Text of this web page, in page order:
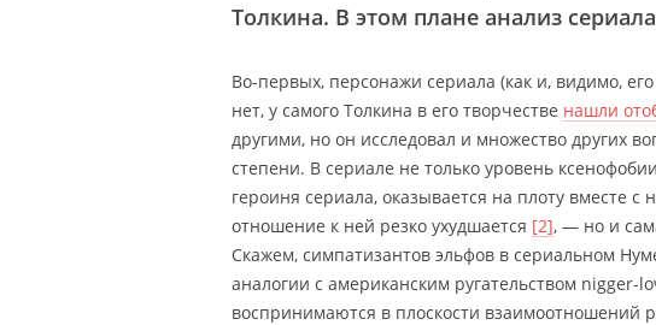
Толкина. В этом плане анализ
Во-первых, персонажи сериала (как и, видимо,
нет, у самого Толкина в его творчестве нашли
другими, но он исследовал и множество других
степени. В сериале не только уровень
героиня сериала, оказывается на плоту вместе
отношение к ней резко ухудшается [2], — но и
Скажем, симпатизантов эльфов в сериальном
аналогии с американским ругательством
воспринимаются в плоскости взаимоотношений